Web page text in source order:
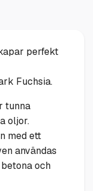
perfekt
Fuchsia.
tunna
oljor.
med ett
användas
och